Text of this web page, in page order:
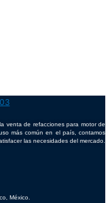
venta de refacciones para motor de
más común en el país, contamos
las necesidades del mercado.
México.